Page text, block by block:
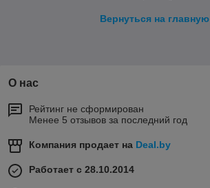
Вернуться на главную
О нас
Рейтинг не сформирован
Менее 5 отзывов за последний год
Компания продает на Deal.by
Работает с 28.10.2014